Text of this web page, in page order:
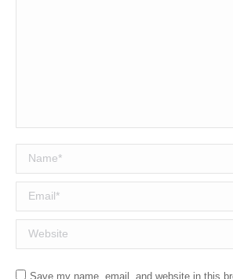
Name *
Email *
Website
Save my name, email, and website in this